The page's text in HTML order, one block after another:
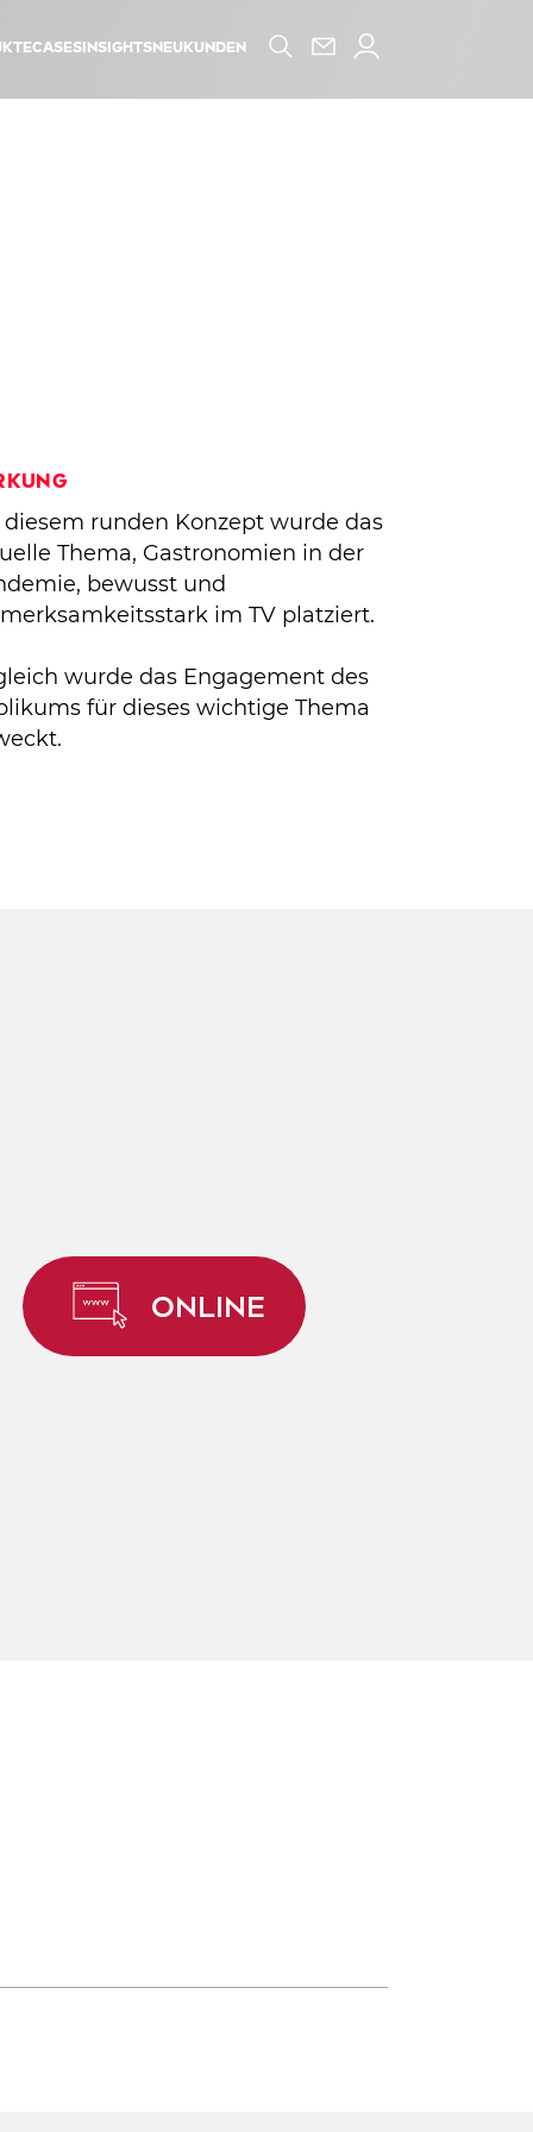
Cases InsightsNeukunden
runden Konzept wurde das
Thema, Gastronomien in der
bewusst und
im TV platziert.
wurde das Engagement des
für dieses wichtige Thema
ONLINE